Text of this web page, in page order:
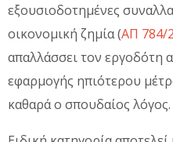
εξουσιοδοτημένες
οικονομική ζημία (ΑΠ 784/
απαλλάσσει τον εργοδότη
εφαρμογής ηπιότερου
καθαρά ο σπουδαίος λόγος.